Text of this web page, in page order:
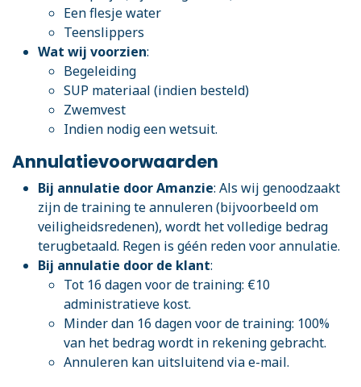
Een flesje water
Teenslippers
Wat wij voorzien:
Begeleiding
SUP materiaal (indien besteld)
Zwemvest
Indien nodig een wetsuit.
Annulatievoorwaarden
Bij annulatie door Amanzie: Als wij genoodzaakt
zijn de training te annuleren (bijvoorbeeld om
veiligheidsredenen), wordt het volledige bedrag
terugbetaald. Regen is géén reden voor annulatie.
Bij annulatie door de klant:
Tot 16 dagen voor de training: €10
administratieve kost.
Minder dan 16 dagen voor de training: 100%
van het bedrag wordt in rekening gebracht.
Annuleren kan uitsluitend via e-mail.